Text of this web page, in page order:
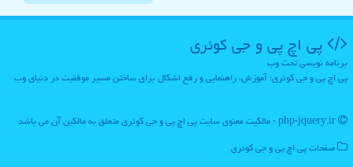
پی اچ پی و جی كوئری
برنامه نویسی تحت وب
پی اچ پی و جی کوئری؛ آموزش، راهنمایی و رفع اشکال برای ساختن مسیر موفقیت در دنیای وب
صفحات پی اچ پی و جی كوئری